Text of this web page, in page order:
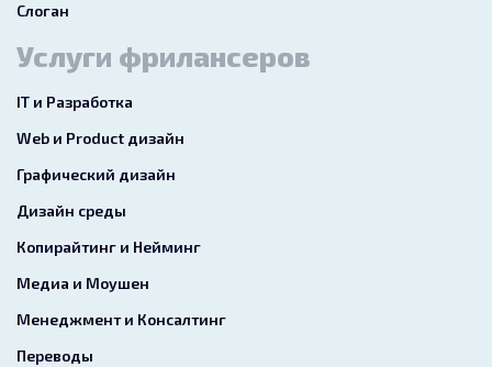
Слоган
Услуги фрилансеров
IT и Разработка
Web и Product дизайн
Графический дизайн
Дизайн среды
Копирайтинг и Нейминг
Медиа и Моушен
Менеджмент и Консалтинг
Переводы